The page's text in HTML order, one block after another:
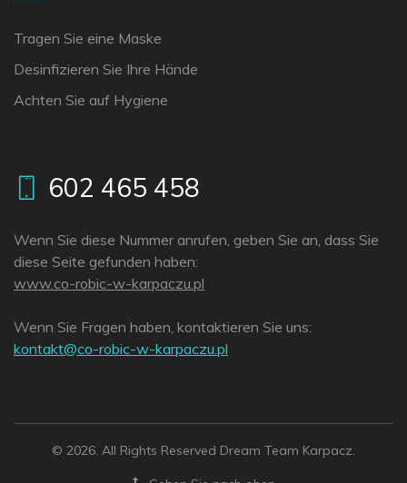
Tragen Sie eine Maske
Desinfizieren Sie Ihre Hände
Achten Sie auf Hygiene
602 465 458
Wenn Sie diese Nummer anrufen, geben Sie an, dass Sie
diese Seite gefunden haben:
www.co-robic-w-karpaczu.pl
Wenn Sie Fragen haben, kontaktieren Sie uns:
lp.uzcaprak-w-cibor-oc@tkatnok
© 2026. All Rights Reserved Dream Team Karpacz.